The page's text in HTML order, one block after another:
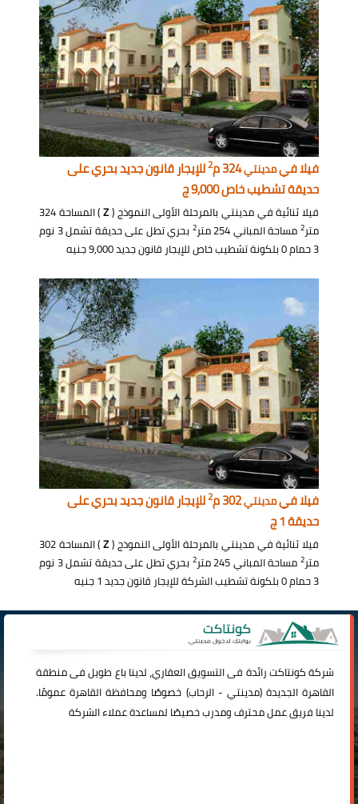
فيلا فيمدينتي324 م 2للإيجار قانون جديد بحري على
حديقة تشطيب خاص 9,000 ج
فيلا ثنائية في مدينتي بالمرحلة الأولى النموذج (Z
) المساحة 324
متر2مساحة المباني 254 متر 2
بحري تطل على حديقة تشمل 3 نوم
3 حمام 0 بلكونة تشطيب خاص للإيجار قانون جديد 9,000 جنيه
فيلا فيمدينتي 2للإيجار قانون جديد بحري على
حديقة 1 ج
فيلا ثنائية في مدينتي بالمرحلة الأولى النموذج (Z
) المساحة 302
متر2مساحة المباني 245 متر 2
بحري تطل على حديقة تشمل 3 نوم
3 حمام 0 بلكونة تشطيب الشركة للإيجار قانون جديد 1 جنيه
شركةكونتاكترائدة فى التسويق العقاري، لدينا باع طويل فى منطقة
القاهرة الجديدة (مدينتي -الرحاب) خصوصًا ومحافظة القاهرة عمومًا.
لدينا فريق عمل محترف ومدرب خصيصًا لمساعدة عملاء الشركة